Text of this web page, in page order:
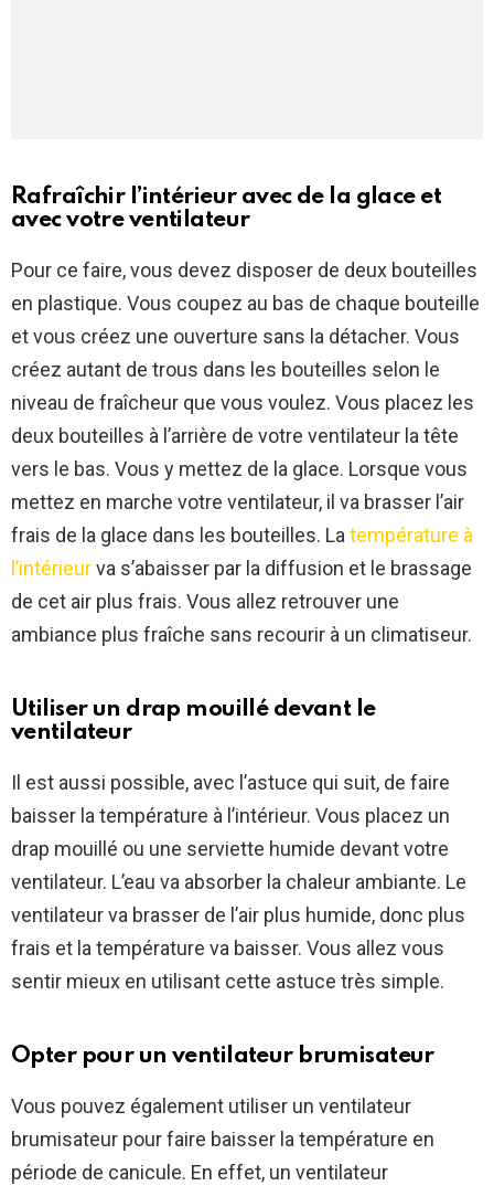
Rafraîchir l’intérieur avec de la glace et
avec votre ventilateur
Pour ce faire, vous devez disposer de deux bouteilles
en plastique. Vous coupez au bas de chaque bouteille
et vous créez une ouverture sans la détacher. Vous
créez autant de trous dans les bouteilles selon le
niveau de fraîcheur que vous voulez. Vous placez les
deux bouteilles à l’arrière de votre ventilateur la tête
vers le bas. Vous y mettez de la glace. Lorsque vous
mettez en marche votre ventilateur, il va brasser l’air
frais de la glace dans les bouteilles. Latempérature à
l’intérieurva s’abaisser par la diffusion et le brassage
de cet air plus frais. Vous allez retrouver une
ambiance plus fraîche sans recourir à un climatiseur.
Utiliser un drap mouillé devant le
ventilateur
Il est aussi possible, avec l’astuce qui suit, de faire
baisser la température à l’intérieur. Vous placez un
drap mouillé ou une serviette humide devant votre
ventilateur. L’eau va absorber la chaleur ambiante. Le
ventilateur va brasser de l’air plus humide, donc plus
frais et la température va baisser. Vous allez vous
sentir mieux en utilisant cette astuce très simple.
Opter pour un ventilateur brumisateur
Vous pouvez également utiliser un ventilateur
brumisateur pour faire baisser la température en
période de canicule. En effet, un ventilateur